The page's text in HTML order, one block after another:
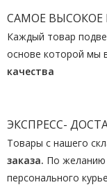
САМОЕ ВЫСОКОЕ
Каждый товар
основе которой мы
качества
ЭКСПРЕСС-
Товары с нашего
заказа. По
персонального